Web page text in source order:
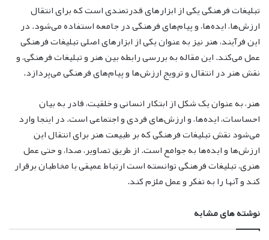
تبلیغات فرهنگی یکی از ابزارهای قدرتمندی است که برای انتقال
ارزش‌ها، ایده‌ها، و پیام‌های فرهنگی در جامعه استفاده می‌شود. در
این فرآیند، هنر نیز به عنوان یکی از ابزارهای اصلی تبلیغات فرهنگی
عمل می‌کند. این مقاله به بررسی رابطه بین هنر و تبلیغات فرهنگی، و
نقش هنر در انتقال و ترویج ارزش‌ها و پیام‌های فرهنگی می‌پردازد.
هنر، به عنوان یک شکل از ابتکار انسانی و خلقیت، قادر به بیان
احساسات، ایده‌ها، و ارزش‌های فردی و اجتماعی است. در اینجا وارد
می‌شود نقش تبلیغات فرهنگی که بر طبیعت هنر برای انتقال این
ارزش‌ها و ایده‌ها به جوامع است. از طریق تصاویر، صدا، و حتی عمل
هنری، تبلیغات فرهنگی توانسته است ارتباط عمیقی با مخاطبان برقرار
کند و آنها را به تفکر و عمل ملزم کند.
نوشته های مشابه